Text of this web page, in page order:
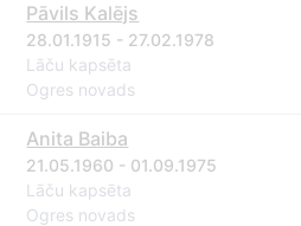
Pāvils Kalējs
28.01.1915 - 27.02.1978
Lāču kapsēta
Ogres novads
Anita Baiba
21.05.1960 - 01.09.1975
Lāču kapsēta
Ogres novads